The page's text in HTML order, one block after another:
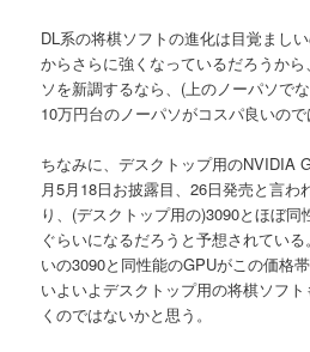
DL系の将棋ソフトの進化は目覚まし
からさらに強くなっているだろうか
ソを新調するなら、(上のノーパソで
10万円台のノーパソがコスパ良いので
ちなみに、デスクトップ用のNVIDIA
月5月18日お披露目、26日発売と言わ
り、(デスクトップ用の)3090とほぼ
ぐらいになるだろうと予想されてい
いの3090と同性能のGPUがこの価格
いよいよデスクトップ用の将棋ソフ
くのではないかと思う。